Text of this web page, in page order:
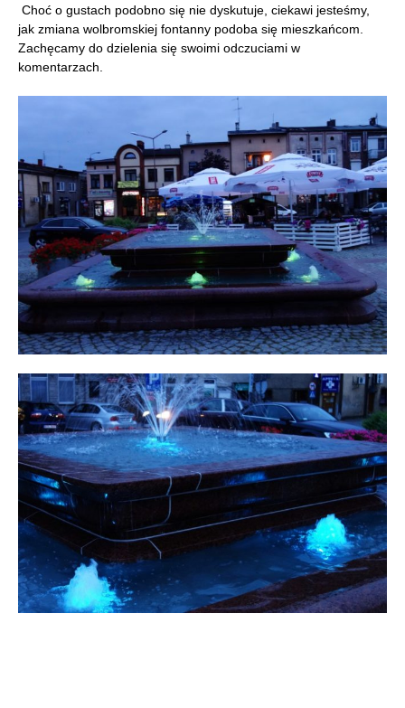
Choć o gustach podobno się nie dyskutuje, ciekawi jesteśmy,
jak zmiana wolbromskiej fontanny podoba się mieszkańcom.
Zachęcamy do dzielenia się swoimi odczuciami w
komentarzach.